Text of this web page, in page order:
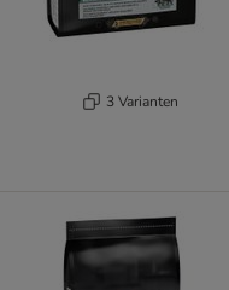
3 Varianten